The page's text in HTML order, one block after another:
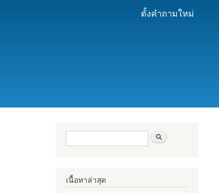
ตั้งคำถามใหม่
ฟอร์มค้นหา
เนื้อหาล่าสุด